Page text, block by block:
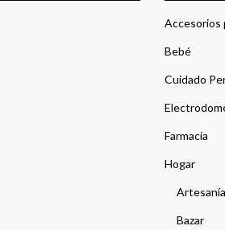
Accesorios
Bebé
Cuidado
Farmacia
Hogar
Bazar